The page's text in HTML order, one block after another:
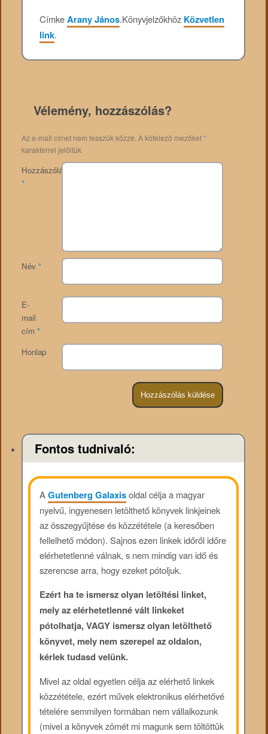
CímkeArany János.Könyvjelzőkhöz Közvetlen
link.
Vélemény, hozzászólás?
Az e-mail címet nem tesszük közzé. A kötelező mezőket*
karakterrel jelöltük
Hozzászólás
*
Név *
E-
mail
cím *
Honlap
Fontos tudnivaló:
AGutenberg Galaxisoldal célja a magyar
nyelvű, ingyenesen letölthető könyvek linkjeinek
az összegyűjtése és közzététele (a keresőben
fellelhető módon). Sajnos ezen linkek időről időre
elérhetetlenné válnak, s nem mindig van idő és
szerencse arra, hogy ezeket pótoljuk.
Ezért ha te ismersz olyan letöltési linket,
mely az elérhetetlenné vált linkeket
pótolhatja, VAGY ismersz olyan letölthető
könyvet, mely nem szerepel az oldalon,
kérlek tudasd velünk.
Mivel az oldal egyetlen célja az elérhető linkek
közzététele, ezért művek elektronikus elérhetővé
tételére semmilyen formában nem vállalkozunk
(mivel a könyvek zömét mi magunk sem töltöttük